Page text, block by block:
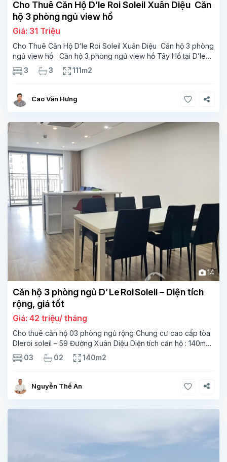
Cho Thuê Căn Hộ D’le Roi Soleil Xuân Diệu Căn
hộ 3 phòng ngủ view hồ
Giá: 31 Triệu
Cho Thuê Căn Hộ D’le Roi Soleil Xuân Diệu Căn hộ 3 phòng
ngủ view hồ Căn hộ 3 phòng ngủ view hồ Tây Hồ tại D’le
Roi Soleil Xuan Dieu với giá hợp lý Diện tích sống là 111m2,
bao gồm
3 3 111m2
Cao Văn Hưng
14
Căn hộ 3 phòng ngủ D’ Le Roi Soleil – Diện tích
rộng, giá tốt
Giá: 42 triệu/ tháng
Cho thuê căn hộ 03 phòng ngủ rộng Chung cư cao cấp tòa
Dleroi soleil – 59 Đường Xuân Diệu Diện tích căn hộ : 140m2,
Phòng khách rất rộng và thoáng Nội thất hiện đại, khu bếp
mở đã được trang
03 02 140m2
Nguyễn Thế An